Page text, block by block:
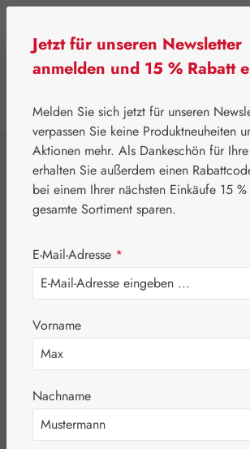
⌂ Gall Pharma
Astaxanthin 8
GPH Kapseln
Bildergalerie überspringen
Jetzt für unseren Newsletter
anmelden und 15 % Rabatt
Melden Sie sich jetzt für unseren
verpassen Sie keine Produktneuheiten
Aktionen mehr. Als Dankeschön für
erhalten Sie außerdem einen
bei einem Ihrer nächsten Einkäufe 15
gesamte Sortiment sparen.
E-Mail-Adresse *
Vorname
Nachname